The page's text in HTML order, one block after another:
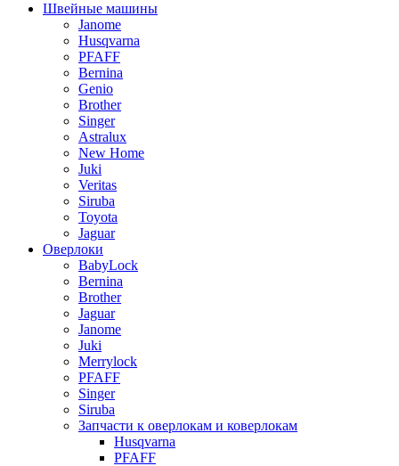
Швейные машины
Janome
Husqvarna
PFAFF
Bernina
Genio
Brother
Singer
Astralux
New Home
Juki
Veritas
Siruba
Toyota
Jaguar
Оверлоки
BabyLock
Bernina
Brother
Jaguar
Janome
Juki
Merrylock
PFAFF
Singer
Siruba
Запчасти к оверлокам и коверлокам
Husqvarna
PFAFF